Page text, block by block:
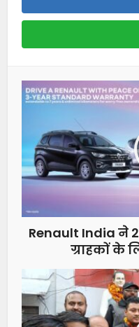
Renault India ने
ग्राहकों के